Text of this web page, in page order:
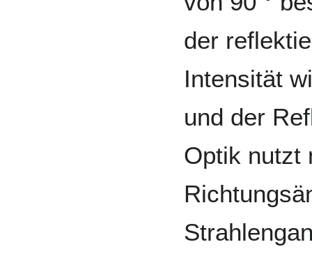
der
Intensität
und der
Optik nutzt